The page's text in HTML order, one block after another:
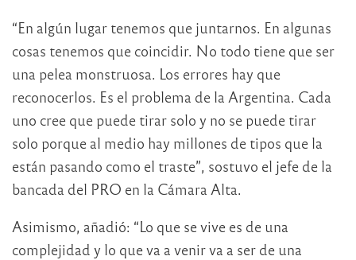
“En algún lugar tenemos que juntarnos. En algunas
cosas tenemos que coincidir. No todo tiene que ser
una pelea monstruosa. Los errores hay que
reconocerlos. Es el problema de la Argentina. Cada
uno cree que puede tirar solo y no se puede tirar
solo porque al medio hay millones de tipos que la
están pasando como el traste”, sostuvo el jefe de la
bancada del PRO en la Cámara Alta.
Asimismo, añadió: “Lo que se vive es de una
complejidad y lo que va a venir va a ser de una